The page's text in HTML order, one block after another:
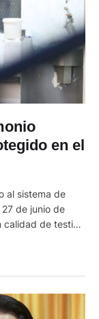
en el
al sistema de
de junio de
calidad de testigo
por